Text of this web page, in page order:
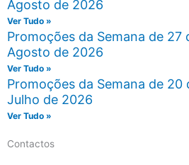
Agosto de 2026
Ver Tudo »
Promoções da Semana de 27
Agosto de 2026
Ver Tudo »
Promoções da Semana de 20
Julho de 2026
Ver Tudo »
Contactos